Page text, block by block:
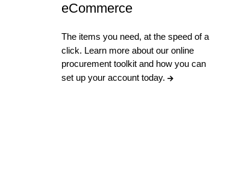
eCommerce
The items you need, at the speed of a
click. Learn more about our online
procurement toolkit and how you can
set up your account today.